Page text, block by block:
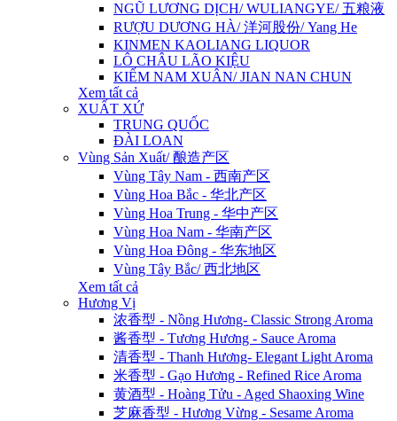
NGŨ LƯƠNG DỊCH/ WULIANGYE/ 五粮液
RƯỢU DƯƠNG HÀ/ 洋河股份/ Yang He
KINMEN KAOLIANG LIQUOR
LÔ CHÂU LÃO KIỆU
KIẾM NAM XUÂN/ JIAN NAN CHUN
Xem tất cả
XUẤT XỨ
TRUNG QUỐC
ĐÀI LOAN
Vùng Sản Xuất/ 酿造产区
Vùng Tây Nam - 西南产区
Vùng Hoa Bắc - 华北产区
Vùng Hoa Trung - 华中产区
Vùng Hoa Nam - 华南产区
Vùng Hoa Đông - 华东地区
Vùng Tây Bắc/ 西北地区
Xem tất cả
Hương Vị
浓香型 - Nồng Hương- Classic Strong Aroma
酱香型 - Tương Hương - Sauce Aroma
清香型 - Thanh Hương- Elegant Light Aroma
米香型 - Gạo Hương - Refined Rice Aroma
黄酒型 - Hoàng Tửu - Aged Shaoxing Wine
芝麻香型 - Hương Vừng - Sesame Aroma